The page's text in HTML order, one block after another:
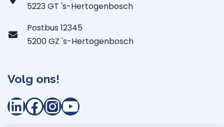
5223 GT 's-Hertogenbosch
Postbus 12345
5200 GZ 's-Hertogenbosch
Volg ons!
LinkedIn
Facebook
Instagram
YouTube